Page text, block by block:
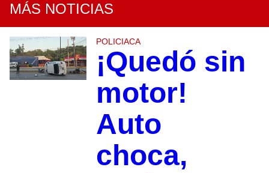
MÁS NOTICIAS
POLICIACA
¡Quedó sin
motor!
Auto
choca,